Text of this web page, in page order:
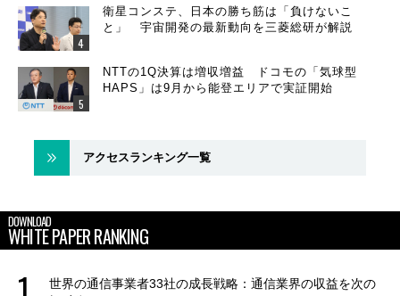
衛星コンステ、日本の勝ち筋は「負けないこ
と」 宇宙開発の最新動向を三菱総研が解説
NTTの1Q決算は増収増益 ドコモの「気球型
HAPS」は9月から能登エリアで実証開始
アクセスランキング一覧
DOWNLOAD
WHITE PAPER RANKING
世界の通信事業者33社の成長戦略：通信業界の収益を次の